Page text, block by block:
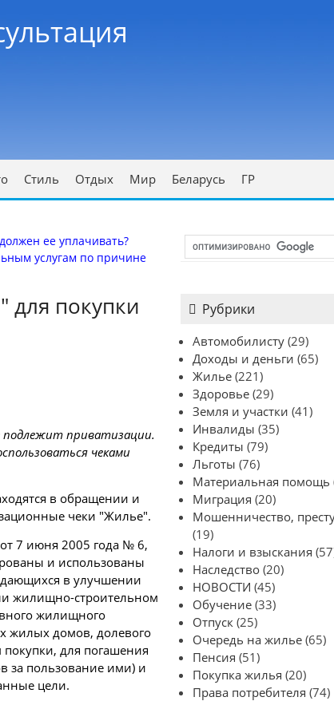
Стиль Отдых Мир Беларусь ГР
ее уплачивать?
услугам по причине
для покупки
подлежит приватизации.
чеками
в обращении и
чеки "Жилье".
7 июня 2005 года № 6,
и использованы
в улучшении
жилищно-строительном
жилищного
жилых домов, долевого
покупки, для погашения
за пользование ими) и
цели.
Рубрики
Автомобилисту (29)
Доходы и деньги (65)
Жилье (221)
Здоровье (29)
Земля и участки (41)
Инвалиды (35)
Кредиты (79)
Льготы (76)
Материальная помощь
Миграция (20)
Мошенничество,
(19)
Налоги и взыскания
Наследство (20)
НОВОСТИ (45)
Обучение (33)
Отпуск (25)
Очередь на жилье (65)
Пенсия (51)
Покупка жилья (20)
Права потребителя (74)